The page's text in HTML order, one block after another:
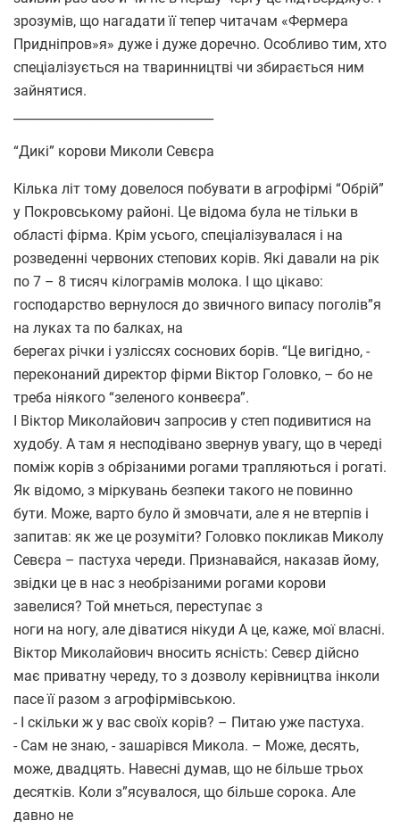
зрозумів, що нагадати її тепер читачам «Фермера
Придніпров»я» дуже і дуже доречно. Особливо тим, хто
спеціалізується на тваринництві чи збирається ним
зайнятися.
“Дикі” корови Миколи Севєра
Кілька літ тому довелося побувати в агрофірмі “Обрій”
у Покровському районі. Це відома була не тільки в
області фірма. Крім усього, спеціалізувалася і на
розведенні червоних степових корів. Які давали на рік
по 7 – 8 тисяч кілограмів молока. І що цікаво:
господарство вернулося до звичного випасу поголів”я
на луках та по балках, на
берегах річки і узліссях соснових борів. “Це вигідно, -
переконаний директор фірми Віктор Головко, – бо не
треба ніякого “зеленого конвеєра”.
І Віктор Миколайович запросив у степ подивитися на
худобу. А там я несподівано звернув увагу, що в череді
поміж корів з обрізаними рогами трапляються і рогаті.
Як відомо, з міркувань безпеки такого не повинно
бути. Може, варто було й змовчати, але я не втерпів і
запитав: як же це розуміти? Головко покликав Миколу
Севєра – пастуха череди. Признавайся, наказав йому,
звідки це в нас з необрізаними рогами корови
завелися? Той мнеться, переступає з
ноги на ногу, але діватися нікуди А це, каже, мої власні.
Віктор Миколайович вносить ясність: Севєр дійсно
має приватну череду, то з дозволу керівництва інколи
пасе її разом з агрофірмівською.
- І скільки ж у вас своїх корів? – Питаю уже пастуха.
- Сам не знаю, - зашарівся Микола. – Може, десять,
може, двадцять. Навесні думав, що не більше трьох
десятків. Коли з”ясувалося, що більше сорока. Але
давно не